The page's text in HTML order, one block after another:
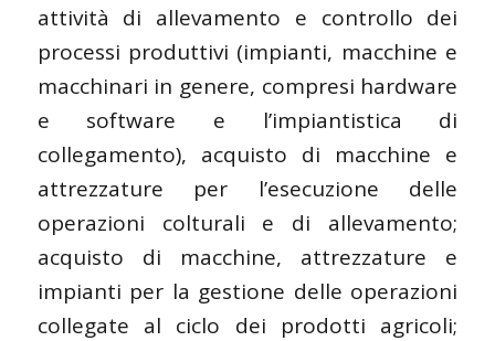
attività di allevamento e controllo dei
processi produttivi (impianti, macchine e
macchinari in genere, compresi hardware
e software e l’impiantistica di
collegamento), acquisto di macchine e
attrezzature per l’esecuzione delle
operazioni colturali e di allevamento;
acquisto di macchine, attrezzature e
impianti per la gestione delle operazioni
collegate al ciclo dei prodotti agricoli;